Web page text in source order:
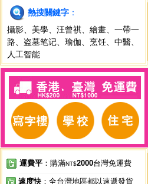
熱搜關鍵字 ：
攝影
美學 汪曾祺 繪畫
一帶一
路
盗墓笔记 瑜伽 烹饪 中醫
人工智能
運費平 ：購滿NT$2000台灣免運費
速度快 ：全台灣地區都以速遞發貨